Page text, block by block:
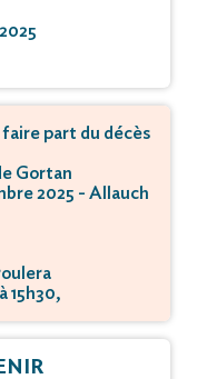
part du décès
Gortan
2025 - Allauch
15h30,